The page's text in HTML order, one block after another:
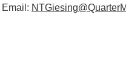
Email: